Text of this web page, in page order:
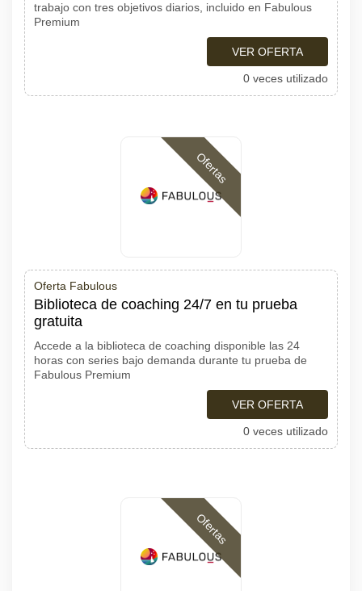
trabajo con tres objetivos diarios, incluido en Fabulous
Premium
VER OFERTA
0 veces utilizado
Ofertas
Oferta Fabulous
Biblioteca de coaching 24/7 en tu prueba
gratuita
Accede a la biblioteca de coaching disponible las 24
horas con series bajo demanda durante tu prueba de
Fabulous Premium
VER OFERTA
0 veces utilizado
Ofertas